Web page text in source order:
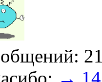
21